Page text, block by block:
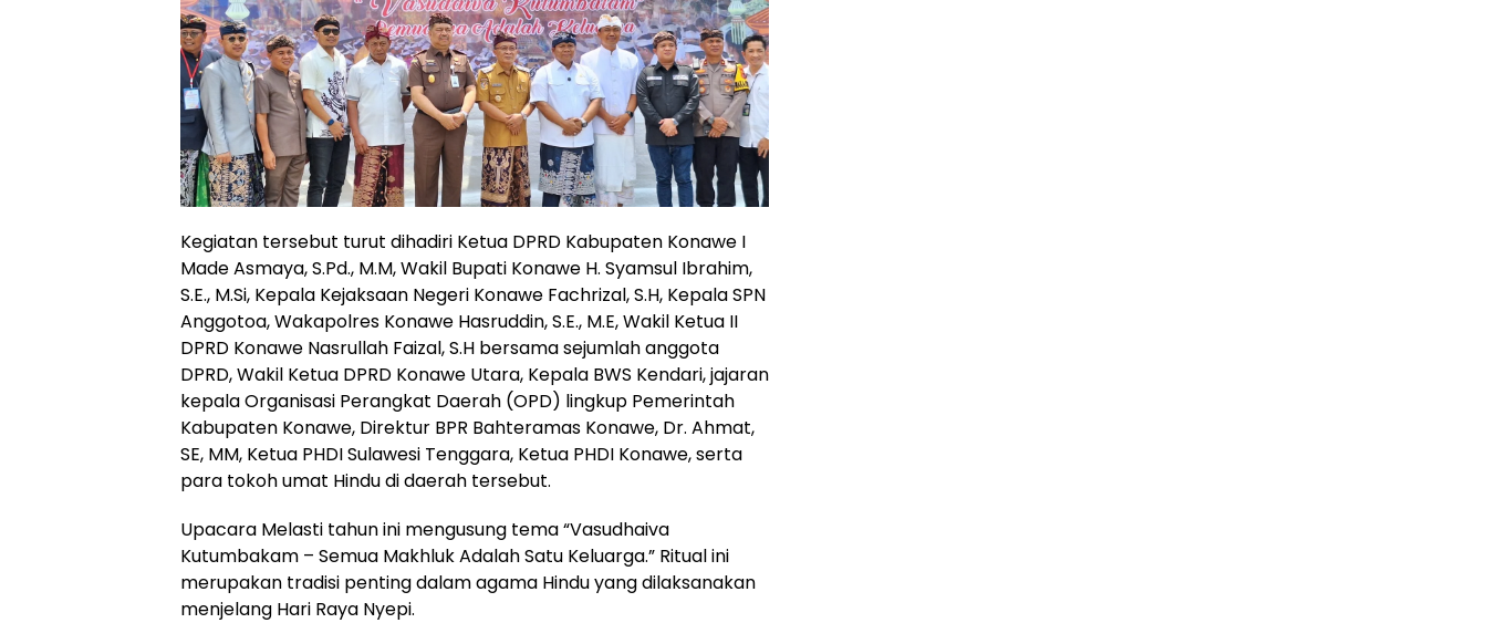
Kegiatan tersebut turut dihadiri Ketua DPRD Kabupaten Konawe I
Made Asmaya, S.Pd., M.M, Wakil Bupati Konawe H. Syamsul Ibrahim,
S.E., M.Si, Kepala Kejaksaan Negeri Konawe Fachrizal, S.H, Kepala SPN
Anggotoa, Wakapolres Konawe Hasruddin, S.E., M.E, Wakil Ketua II
DPRD Konawe Nasrullah Faizal, S.H bersama sejumlah anggota
DPRD, Wakil Ketua DPRD Konawe Utara, Kepala BWS Kendari, jajaran
kepala Organisasi Perangkat Daerah (OPD) lingkup Pemerintah
Kabupaten Konawe, Direktur BPR Bahteramas Konawe, Dr. Ahmat,
SE, MM, Ketua PHDI Sulawesi Tenggara, Ketua PHDI Konawe, serta
para tokoh umat Hindu di daerah tersebut.
Upacara Melasti tahun ini mengusung tema “Vasudhaiva
Kutumbakam – Semua Makhluk Adalah Satu Keluarga.” Ritual ini
merupakan tradisi penting dalam agama Hindu yang dilaksanakan
menjelang Hari Raya Nyepi.